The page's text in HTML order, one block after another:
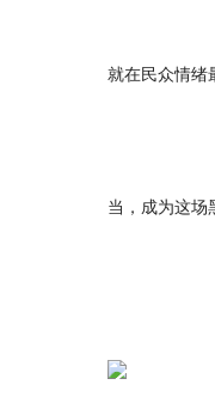
就在民众情绪
当，成为这场